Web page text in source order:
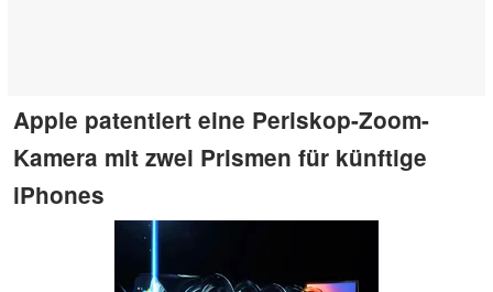
Apple patentiert eine Periskop-Zoom-
Kamera mit zwei Prismen für künftige
iPhones